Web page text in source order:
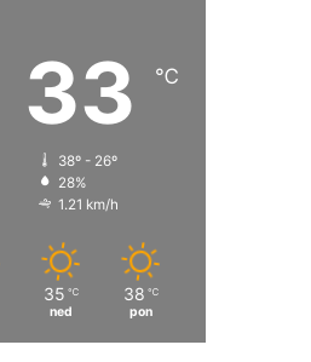
33 ℃
38º - 26º
28%
1.21 km/h
35 ℃
ned
38 ℃
pon